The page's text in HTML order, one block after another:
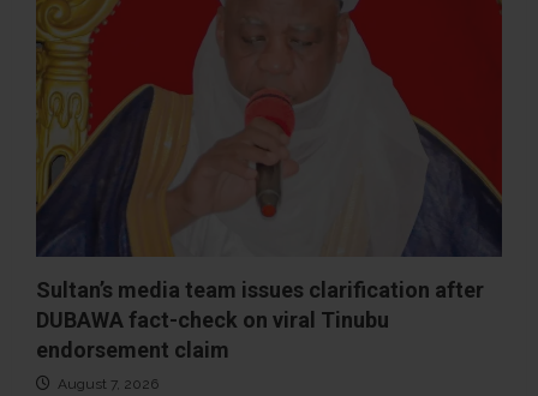
Sultan’s media team issues clarification after
DUBAWA fact-check on viral Tinubu
endorsement claim
August 7, 2026